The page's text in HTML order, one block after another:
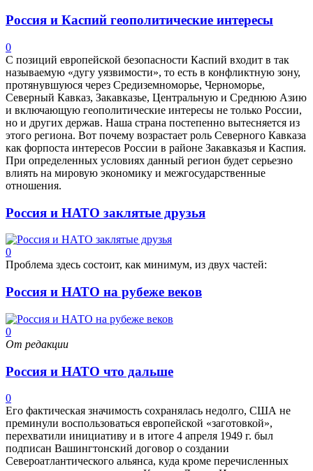
Россия и Каспий геополитические интересы
0
С позиций европейской безопасности Каспий входит в так
называемую «дугу уязвимости», то есть в конфликтную зону,
протянувшуюся через Средиземноморье, Черноморье,
Северный Кавказ, Закавказье, Центральную и Среднюю Азию
и включающую геополитические интересы не только России,
но и других держав. Наша страна постепенно вытесняется из
этого региона. Вот почему возрастает роль Северного Кавказа
как форпоста интересов России в районе Закавказья и Каспия.
При определенных условиях данный регион будет серьезно
влиять на мировую экономику и межгосударственные
отношения.
Россия и НАТО заклятые друзья
0
Проблема здесь состоит, как минимум, из двух частей:
Россия и НАТО на рубеже веков
0
От редакции
Россия и НАТО что дальше
0
Его фактическая значимость сохранялась недолго, США не
преминули воспользоваться европейской «заготовкой»,
перехватили инициативу и в итоге 4 апреля 1949 г. был
подписан Вашингтонский договор о создании
Североатлантического альянса, куда кроме перечисленных